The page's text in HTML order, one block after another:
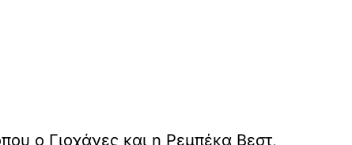
ο Γιοχάνες και η Ρεμπέκα Βεστ,